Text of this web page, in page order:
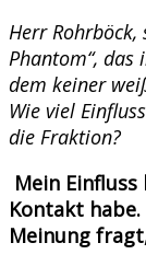
Herr Rohrböck,
Phantom“, das
dem keiner
Wie viel
die Fraktion?
Mein
Kontakt
Meinung